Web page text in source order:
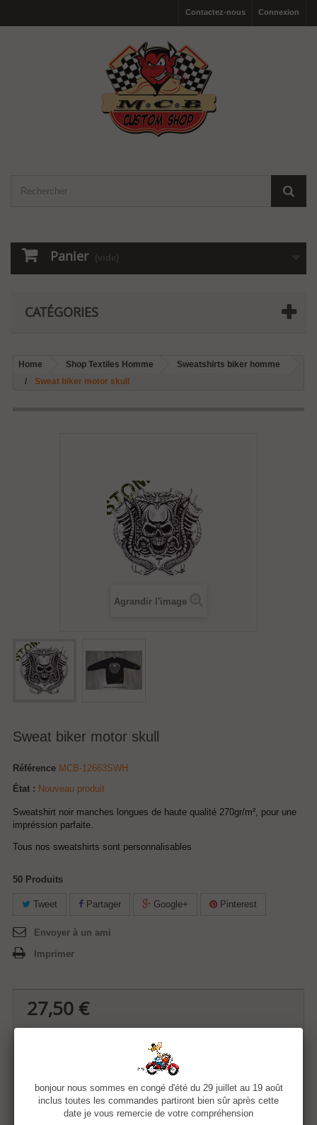
Connexion
Contactez-nous
Panier (vide)
CATÉGORIES
Home Shop Textiles Homme
Sweatshirts biker homme
Sweat biker motor skull
Agrandir l'image
Sweat biker motor skull
Référence MCB-12663SWH
État : Nouveau produit
Sweatshirt noir manches longues de haute qualité 270gr/m², pour une
impréssion parfaite.
Tous nos sweatshirts sont personnalisables
50 Produits
Tweet Partager Google+ Pinterest
Envoyer à un ami
Imprimer
27,50 €
Taille
bonjour nous sommes en congé d'été du 29 juillet au 19 août
inclus toutes les commandes partiront bien sûr après cette
date je vous remercie de votre compréhension